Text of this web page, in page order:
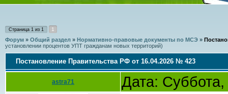
Страница 1 из 1 1
Форум » Общий раздел » Нормативно-правовые документы по МСЭ »
установлении процентов УПТ гражданам новых территорий)
Постановление Правительства РФ от 16.04.2026 № 423
astra71 Дата: